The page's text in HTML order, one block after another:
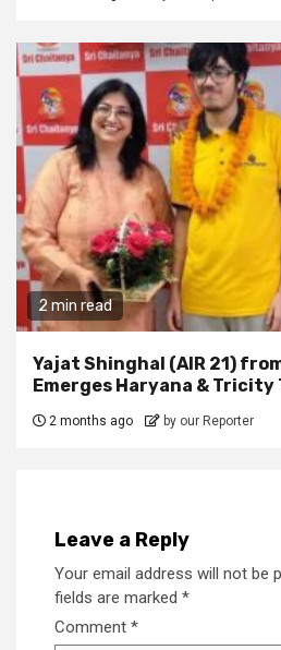
2 min read
Yajat Shinghal (AIR 21)
Emerges Haryana & Tricity
2 months ago by our Reporter
Leave a Reply
Your email address will not be
fields are marked *
Comment *